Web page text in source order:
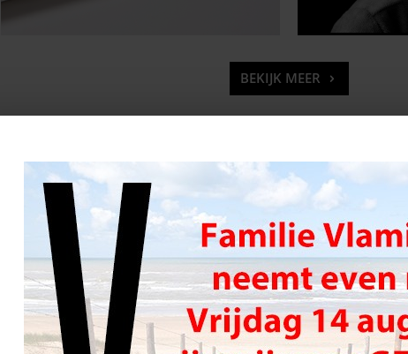
BEKIJK MEER
Online fotoservice